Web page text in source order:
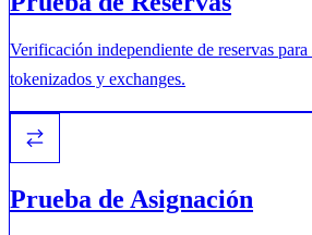
Verificación independiente de reservas
tokenizados y exchanges.
Prueba de Asignación